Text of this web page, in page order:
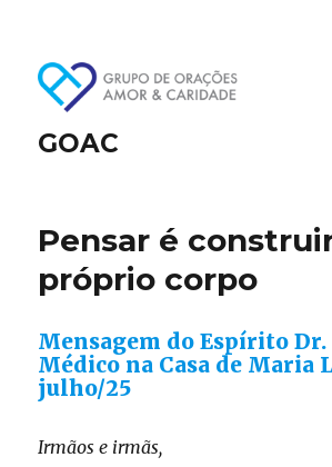
GOAC
Pensar é
próprio corpo
Mensagem do Espírito Dr.
Médico na Casa de Maria
julho/25
Irmãos e irmãs,